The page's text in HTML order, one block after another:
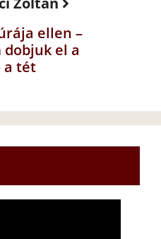
ellen –
el a
a tét